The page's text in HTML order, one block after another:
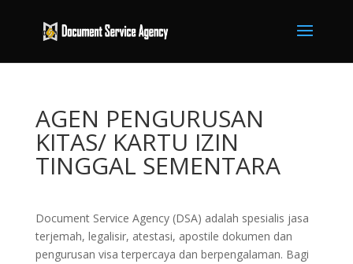
AGEN PENGURUSAN
KITAS/ KARTU IZIN
TINGGAL SEMENTARA
Document Service Agency (DSA) adalah spesialis jasa
terjemah, legalisir, atestasi, apostile dokumen dan
pengurusan visa terpercaya dan berpengalaman. Bagi